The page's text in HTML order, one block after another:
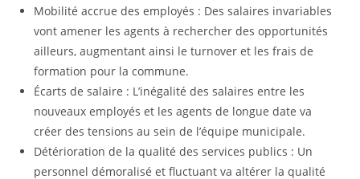
Mobilité accrue des employés : Des salaires invariables
vont amener les agents à rechercher des opportunités
ailleurs, augmentant ainsi le turnover et les frais de
formation pour la commune.
Écarts de salaire : L’inégalité des salaires entre les
nouveaux employés et les agents de longue date va
créer des tensions au sein de l’équipe municipale.
Détérioration de la qualité des services publics : Un
personnel démoralisé et fluctuant va altérer la qualité